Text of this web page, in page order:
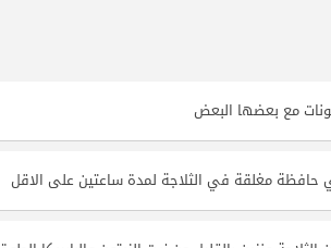
مع بعضها البعض
حافظة مغلقة في الثلاجة لمدة ساعتين على الاقل